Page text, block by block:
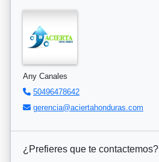
Any Canales
50496478642
gerencia@aciertahonduras.com
¿Prefieres que te contactemos?